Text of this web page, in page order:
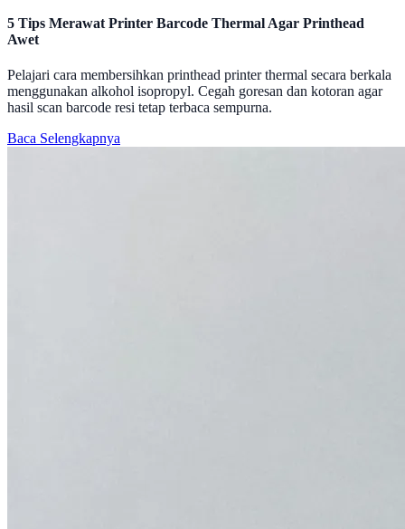
5 Tips Merawat Printer Barcode Thermal Agar Printhead
Awet
Pelajari cara membersihkan printhead printer thermal secara berkala
menggunakan alkohol isopropyl. Cegah goresan dan kotoran agar
hasil scan barcode resi tetap terbaca sempurna.
Baca Selengkapnya